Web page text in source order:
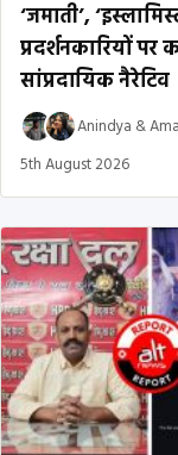
‘जमाती’,
प्रदर्शनकारियों
सांप्रदायिक नैरेटिव
Anindya &
5th August 2026